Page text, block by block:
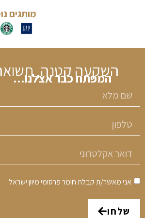
מותגים
השקעה קטנה,
המפתח כבר אצלנו...
אני מאשר/ת קבלת חומר פרסומי מיוון ישראל
שלחו